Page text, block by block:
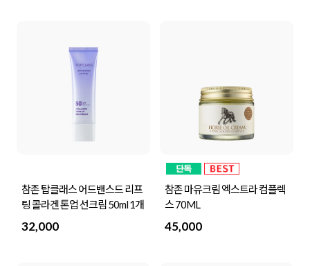
참존 탑클래스 어드밴스드 리프
팅 콜라겐 톤업 선크림 50ml 1개
32,000
참존 마유크림 엑스트라 컴플렉
스 70ML
45,000